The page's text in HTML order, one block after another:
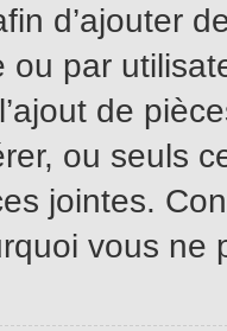
d’ajouter
par
de
ou seuls
jointes.
vous ne